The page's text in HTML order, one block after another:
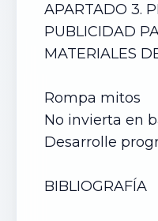
APARTADO 3.
PUBLICIDAD
MATERIALES
Rompa mitos
No invierta en
Desarrolle
BIBLIOGRAFÍA